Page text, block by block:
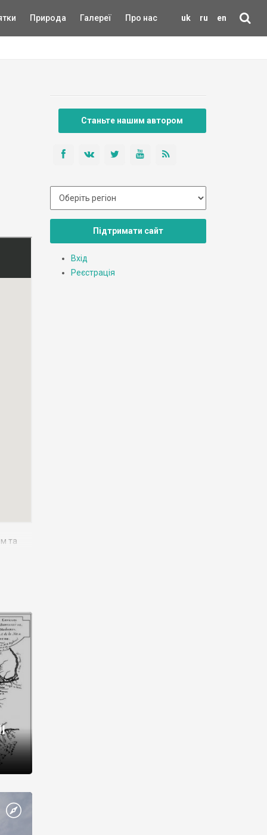
uk ru en
Природа Галереї Про нас
та
Станьте нашим автором
Підтримати сайт
Вхід
Реєстрація